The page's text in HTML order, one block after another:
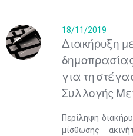
18/11/2019
Διακήρυξη
για τη
Συλλογής
Περίληψη
μίσθωσης